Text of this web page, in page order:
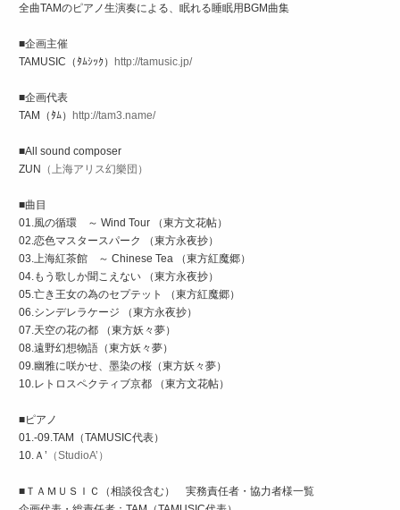
全曲TAMのピアノ生演奏による、眠れる睡眠用BGM曲集
■企画主催
TAMUSIC（ﾀﾑｼｯｸ）
http://tamusic.jp/
■企画代表
TAM（ﾀﾑ）
http://tam3.name/
■All sound composer
ZUN
（上海アリス幻樂団）
■曲目
01.風の循環 ～ Wind Tour （東方文花帖）
02.恋色マスタースパーク （東方永夜抄）
03.上海紅茶館 ～ Chinese Tea （東方紅魔郷）
04.もう歌しか聞こえない （東方永夜抄）
05.亡き王女の為のセプテット （東方紅魔郷）
06.シンデレラケージ （東方永夜抄）
07.天空の花の都 （東方妖々夢）
08.遠野幻想物語（東方妖々夢）
09.幽雅に咲かせ、墨染の桜（東方妖々夢）
10.レトロスペクティブ京都 （東方文花帖）
■ピアノ
01.-09.TAM（TAMUSIC代表）
10.Ａ’ （StudioA’）
■ＴＡＭＵＳＩＣ（相談役含む） 実務責任者・協力者様一覧